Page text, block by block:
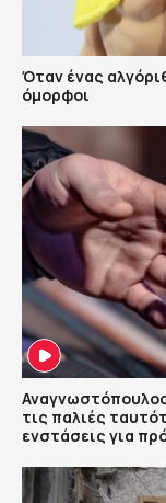
Όταν ένας
όμορφοι
τις παλιές
ενστάσεις για